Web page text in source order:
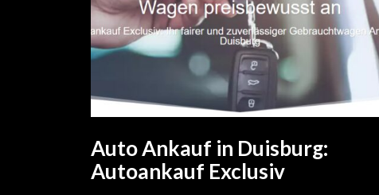
Auto Ankauf in Duisburg:
Autoankauf Exclusiv